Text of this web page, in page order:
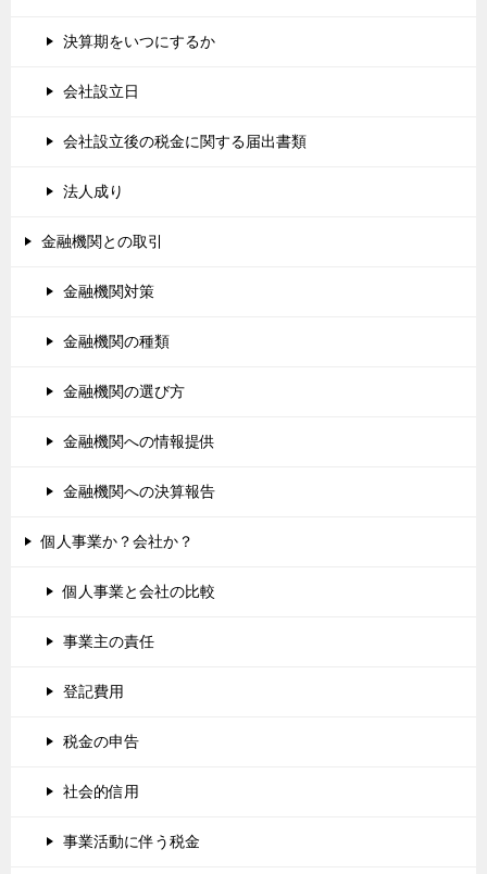
決算期をいつにするか
会社設立日
会社設立後の税金に関する届出書類
法人成り
金融機関との取引
金融機関対策
金融機関の種類
金融機関の選び方
金融機関への情報提供
金融機関への決算報告
個人事業か？会社か？
個人事業と会社の比較
事業主の責任
登記費用
税金の申告
社会的信用
事業活動に伴う税金